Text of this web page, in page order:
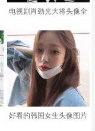
电视剧肖劲光大将头像全
好看的韩国女生头像图片